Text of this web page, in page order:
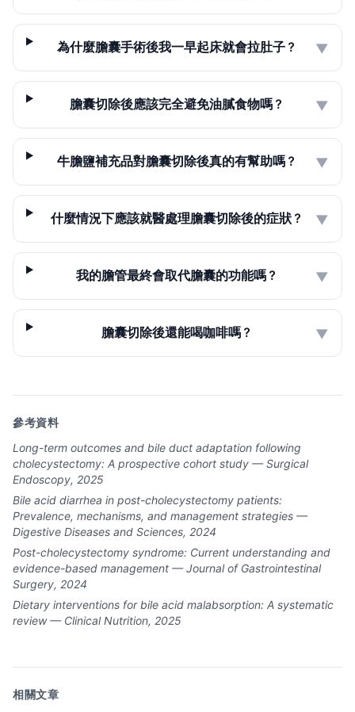
為什麼膽囊手術後我一早起床就會拉肚子？ ▼
膽囊切除後應該完全避免油膩食物嗎？ ▼
牛膽鹽補充品對膽囊切除後真的有幫助嗎？ ▼
什麼情況下應該就醫處理膽囊切除後的症狀？ ▼
我的膽管最終會取代膽囊的功能嗎？ ▼
膽囊切除後還能喝咖啡嗎？ ▼
參考資料
Long-term outcomes and bile duct adaptation following
cholecystectomy: A prospective cohort study — Surgical
Endoscopy, 2025
Bile acid diarrhea in post-cholecystectomy patients:
Prevalence, mechanisms, and management strategies —
Digestive Diseases and Sciences, 2024
Post-cholecystectomy syndrome: Current understanding and
evidence-based management — Journal of Gastrointestinal
Surgery, 2024
Dietary interventions for bile acid malabsorption: A systematic
review — Clinical Nutrition, 2025
相關文章